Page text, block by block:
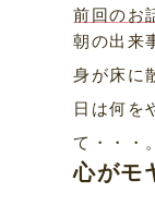
前回のお
朝の出来
身が床に
日は何を
て・・・。
心がモ